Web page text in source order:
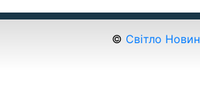
© Світло Новин